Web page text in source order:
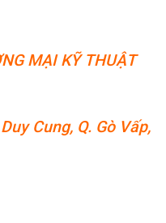
MẠI KỸ THUẬT
Cung, Q. Gò Vấp,